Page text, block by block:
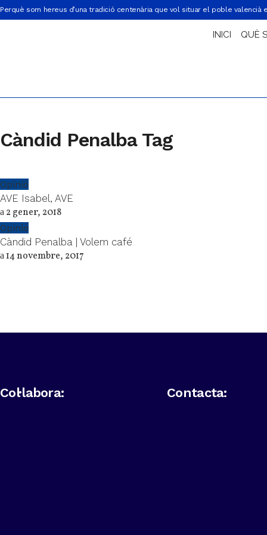
Perquè som hereus d’una tradició centenària que vol situar el poble valencià
INICI QUÈ
Càndid Penalba Tag
Opinió
AVE Isabel, AVE
2 gener, 2018
Opinió
Càndid Penalba | Volem café
14 novembre, 2017
Col·labora: Contacta: